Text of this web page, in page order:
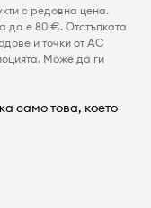
с редовна цена.
да е 80 €. Отстъпката
и точки от AC
Може да ги
само това, което